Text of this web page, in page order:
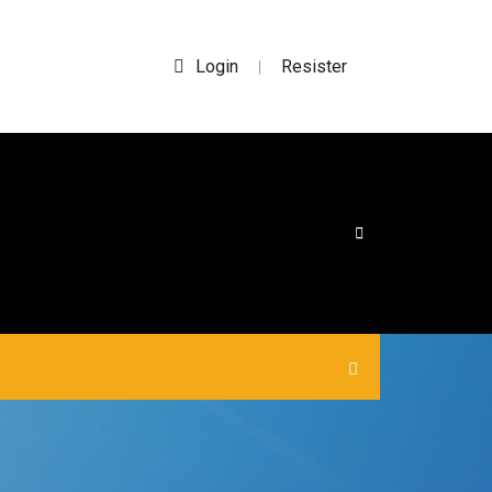
Login | Resister